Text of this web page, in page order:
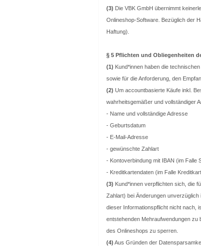
(3) Die VBK GmbH übernimmt
Onlineshop-Software. Bezüglich der
Haftung).
§ 5 Pflichten und Obliegenheiten
(1) Kund*innen haben die
sowie für die Anforderung, den
(2) Um accountbasierte Käufe inkl.
wahrheitsgemäßer und vollständiger
- Name und vollständige Adresse
- Geburtsdatum
- E-Mail-Adresse
- gewünschte Zahlart
- Kontoverbindung mit IBAN (im Falle
- Kreditkartendaten (im Falle
(3) Kund*innen verpflichten sich, die
Zahlart) bei Änderungen
dieser Informationspflicht nicht nach,
entstehenden Mehraufwendungen zu
des Onlineshops zu sperren.
(4) Aus Gründen der